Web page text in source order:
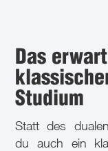
Das
Studium
Statt des
du auch ein